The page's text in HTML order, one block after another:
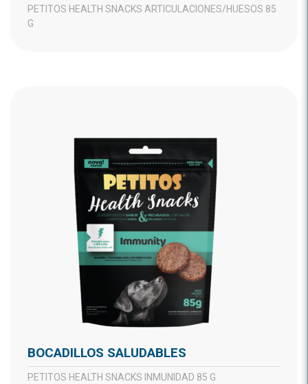
PETITOS HEALTH SNACKS ARTICULACIONES/HUESOS 85
G
BOCADILLOS SALUDABLES
PETITOS HEALTH SNACKS INMUNIDAD 85 G